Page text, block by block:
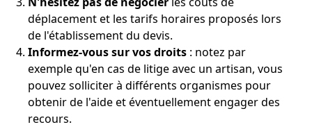
déplacement et les tarifs horaires proposés lors
de l'établissement du devis.
Informez-vous sur vos droits : notez par
exemple qu'en cas de litige avec un artisan, vous
pouvez solliciter à différents organismes pour
obtenir de l'aide et éventuellement engager des
recours.